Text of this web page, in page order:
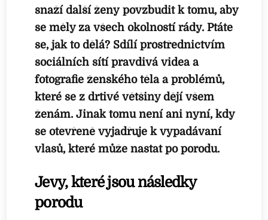
snaží další ženy povzbudit k tomu, aby
se měly za všech okolností rády. Ptáte
se, jak to dělá? Sdílí prostřednictvím
sociálních sítí pravdivá videa a
fotografie ženského těla a problémů,
které se z drtivé většiny dějí všem
ženám. Jinak tomu není ani nyní, kdy
se otevřeně vyjadřuje k vypadávaní
vlasů, které může nastat po porodu.
Jevy, které jsou následky
porodu